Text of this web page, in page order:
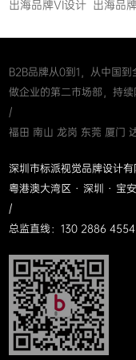
出海品牌VI设计 出海品
B2B品牌从0到1，从中国到
做企业的第二市场部，持
/
福田 南山 龙岗 东莞 厦门
深圳市标派视觉品牌设计有
粤港澳大湾区 · 深圳 · 宝
/
总监直线：130 2886 4554